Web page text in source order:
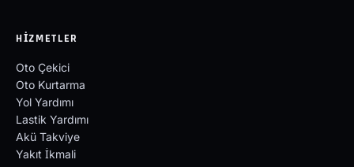
HIZMETLER
Oto Çekici
Oto Kurtarma
Yol Yardımı
Lastik Yardımı
Akü Takviye
Yakıt İkmali